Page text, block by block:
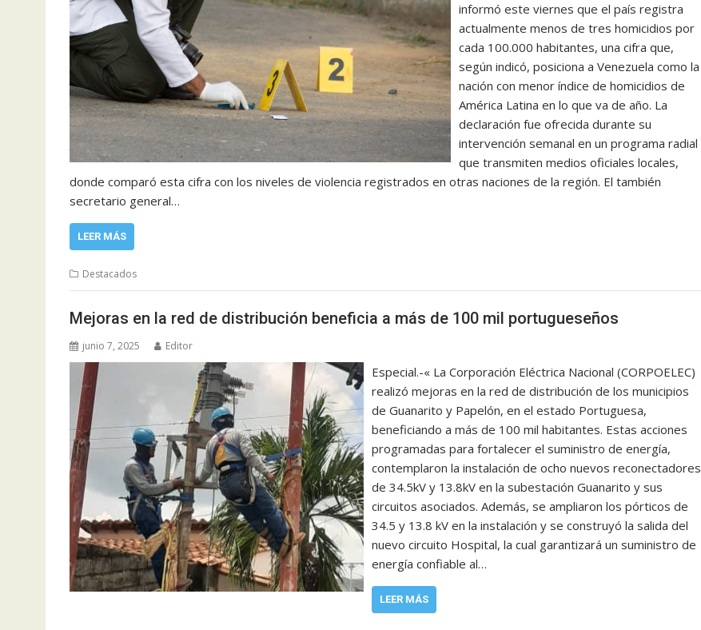
informó este viernes que el país registra
actualmente menos de tres homicidios por
cada 100.000 habitantes, una cifra que,
según indicó, posiciona a Venezuela como la
nación con menor índice de homicidios de
América Latina en lo que va de año. La
declaración fue ofrecida durante su
intervención semanal en un programa radial
que transmiten medios oficiales locales,
donde comparó esta cifra con los niveles de violencia registrados en otras naciones de la región. El también
secretario general…
LEER MÁS
Destacados
Mejoras en la red de distribución beneficia a más de 100 mil portugueseños
junio 7, 2025 Editor
Especial.-« La Corporación Eléctrica Nacional (CORPOELEC)
realizó mejoras en la red de distribución de los municipios
de Guanarito y Papelón, en el estado Portuguesa,
beneficiando a más de 100 mil habitantes. Estas acciones
programadas para fortalecer el suministro de energía,
contemplaron la instalación de ocho nuevos reconectadores
de 34.5kV y 13.8kV en la subestación Guanarito y sus
circuitos asociados. Además, se ampliaron los pórticos de
34.5 y 13.8 kV en la instalación y se construyó la salida del
nuevo circuito Hospital, la cual garantizará un suministro de
energía confiable al…
LEER MÁS